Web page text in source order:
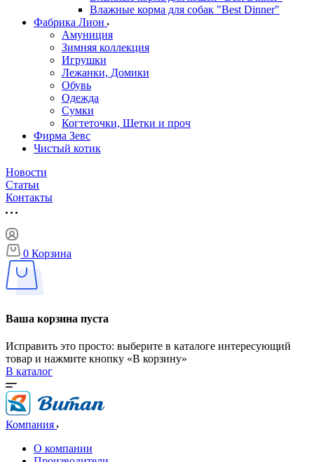
Влажные корма для собак "Best Dinner"
Фабрика Лион
Амуниция
Зимняя коллекция
Игрушки
Лежанки, Домики
Обувь
Одежда
Сумки
Когтеточки, Щетки и проч
Фирма Зевс
Чистый котик
Новости
Статьи
Контакты
0 Корзина
Ваша корзина пуста
Исправить это просто: выберите в каталоге интересующий
товар и нажмите кнопку «В корзину»
В каталог
Компания
О компании